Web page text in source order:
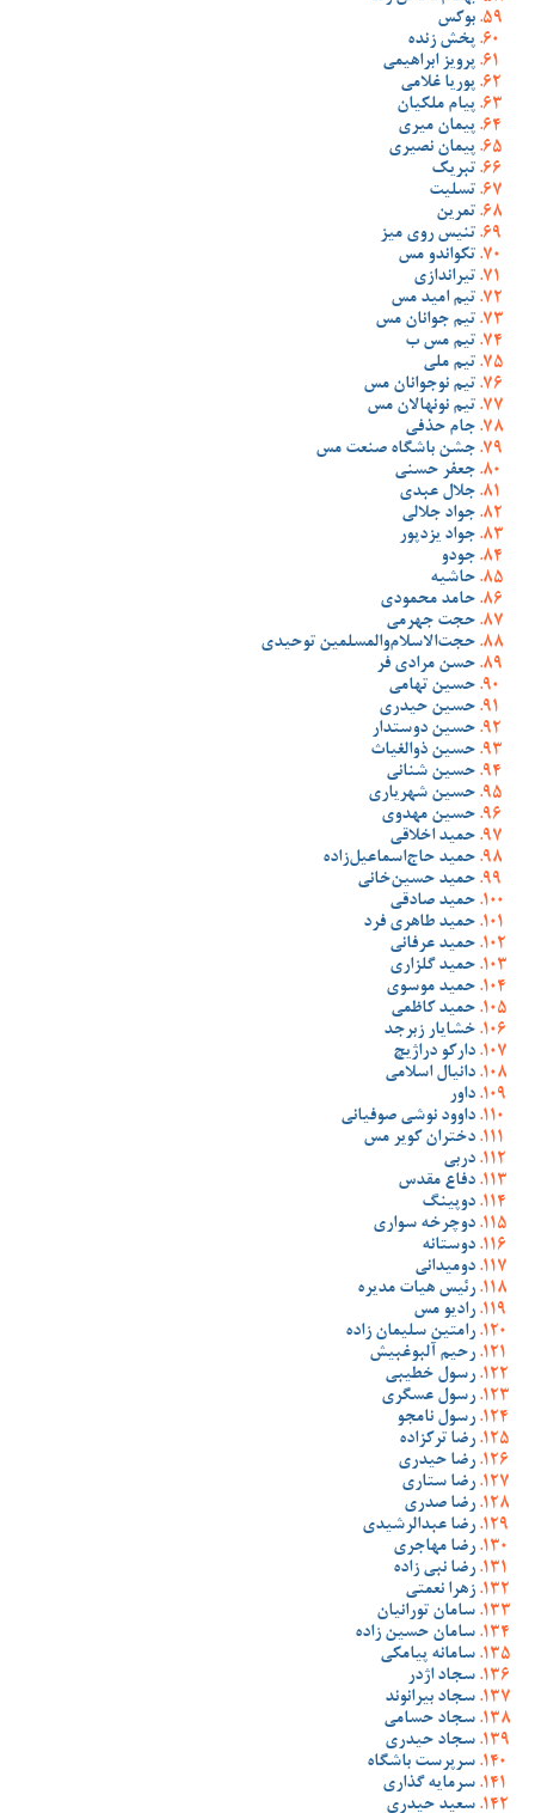
بوکس
پخش زنده
پرویز ابراهیمی
پوریا غلامی
پیام ملکیان
پیمان میری
پیمان نصیری
تبریک
تسلیت
تمرین
تنیس روی میز
تکواندو مس
تیراندازی
تیم امید مس
تیم جوانان مس
تیم مس ب
تیم ملی
تیم نوجوانان مس
تیم نونهالان مس
جام حذفی
جشن باشگاه صنعت مس
جعفر حسنی
جلال عبدی
جواد جلالی
جواد یزدپور
جودو
حاشیه
حامد محمودی
حجت جهرمی
حجت‌الاسلام‌والمسلمین توحیدی
حسن مرادی فر
حسین تهامی
حسین حیدری
حسین دوستدار
حسین ذوالغیاث
حسین شنانی
حسین شهریاری
حسین مهدوی
حمید اخلاقی
حمید حاج‌اسماعیل‌زاده
حمید حسین‌خانی
حمید صادقی
حمید طاهری فرد
حمید عرفانی
حمید گلزاری
حمید موسوی
حمید کاظمی
خشایار زبرجد
دارکو دراژیچ
دانیال اسلامی
داور
داوود نوشی صوفیانی
دختران کویر مس
دربی
دفاع مقدس
دوپینگ
دوچرخه سواری
دوستانه
دومیدانی
رئیس هیات مدیره
رادیو مس
رامتین سلیمان زاده
رحیم آلبوغبیش
رسول خطیبی
رسول عسگری
رسول نامجو
رضا ترکزاده
رضا حیدری
رضا ستاری
رضا صدری
رضا عبدالرشیدی
رضا مهاجری
رضا نبی زاده
زهرا نعمتی
سامان تورانیان
سامان حسین زاده
سامانه پیامکی
سجاد اژدر
سجاد بیرانوند
سجاد حسامی
سجاد حیدری
سرپرست باشگاه
سرمایه گذاری
سعید حیدری